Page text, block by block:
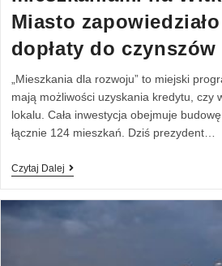
Miasto
dopłaty do czynszów
„Mieszkania dla rozwoju” to miejski
mają możliwości uzyskania kredytu, czy
lokalu. Cała inwestycja obejmuje
łącznie 124 mieszkań. Dziś prezydent…
Czytaj Dalej